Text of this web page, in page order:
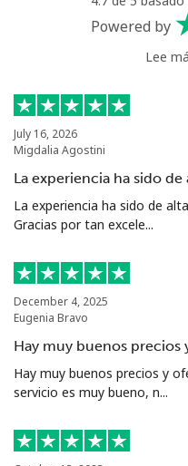
Powered by
Lee
July 16, 2026
Migdalia Agostini
La experiencia ha sido de
La experiencia ha sido de
Gracias por tan excele...
December 4, 2025
Eugenia Bravo
Hay muy buenos precios
Hay muy buenos precios y
servicio es muy bueno, n...